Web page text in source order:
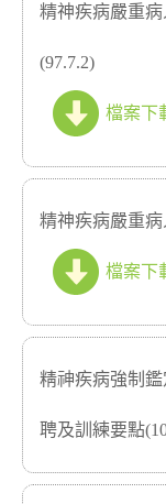
精神疾病嚴重
(97.7.2)
檔案下
精神疾病嚴重
檔案下
精神疾病強制
聘及訓練要點